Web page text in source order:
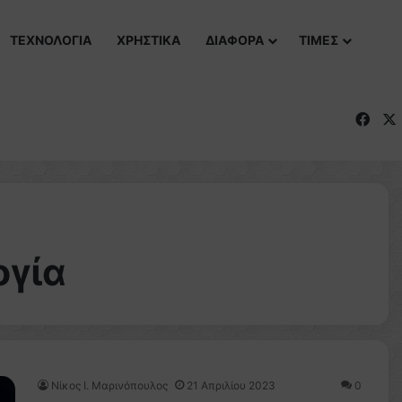
ΤΕΧΝΟΛΟΓΙΑ ΧΡΗΣΤΙΚΑ ΔΙΑΦΟΡΑ ΤΙΜΕΣ
Nίκος Ι. Mαρινόπουλος 21 Απριλίου 2023 0